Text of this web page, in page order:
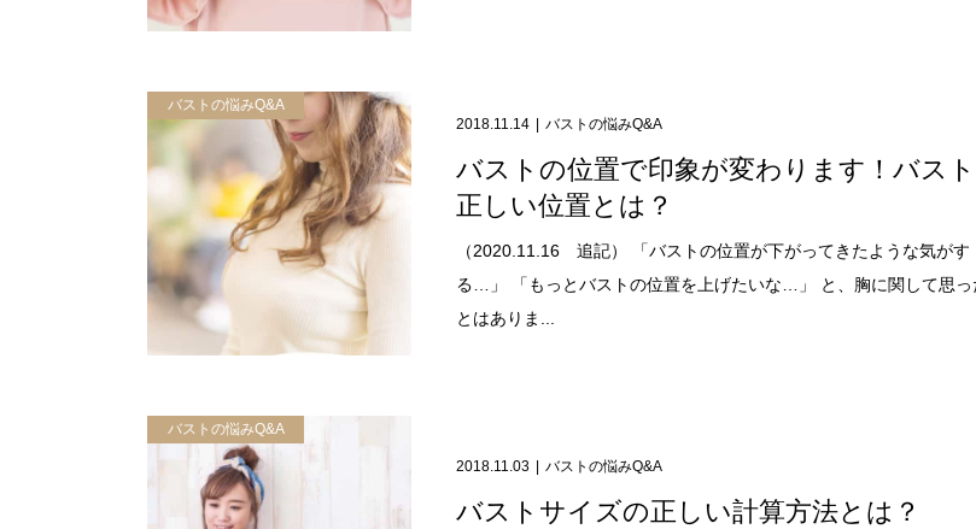
バストの悩みQ&A
2018.11.14
バストの悩みQ&A
バストの位置で印象が変わります！バス
正しい位置とは？
（2020.11.16 追記） 「バストの位置が下がってきたような気がす
る…」 「もっとバストの位置を上げたいな…」 と、胸に関して思っ
とはありま...
バストの悩みQ&A
2018.11.03 バストの悩みQ&A
バストサイズの正しい計算方法とは？